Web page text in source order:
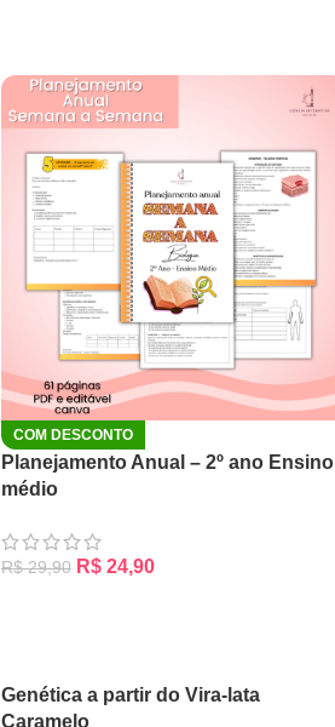
COM DESCONTO
Planejamento Anual – 2º ano Ensino
médio
R$29,90 R$24,90
Genética a partir do Vira-lata
Caramelo